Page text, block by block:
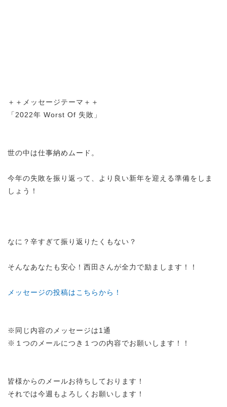
＋＋メッセージテーマ＋＋
「2022年 Worst Of 失敗」
世の中は仕事納めムード。
今年の失敗を振り返って、より良い新年を迎える準備をしま
しょう！
なに？辛すぎて振り返りたくもない？
そんなあなたも安心！西田さんが全力で励まします！！
メッセージの投稿はこちらから！
※同じ内容のメッセージは1通
※１つのメールにつき１つの内容でお願いします！！
皆様からのメールお待ちしております！
それでは今週もよろしくお願いします！